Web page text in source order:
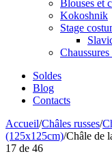
Blouses et
Kokoshnik
Stage
Soldes
Blog
Contacts
Accueil/Châles russes/
(125x125cm)/Châle de
17 de 46